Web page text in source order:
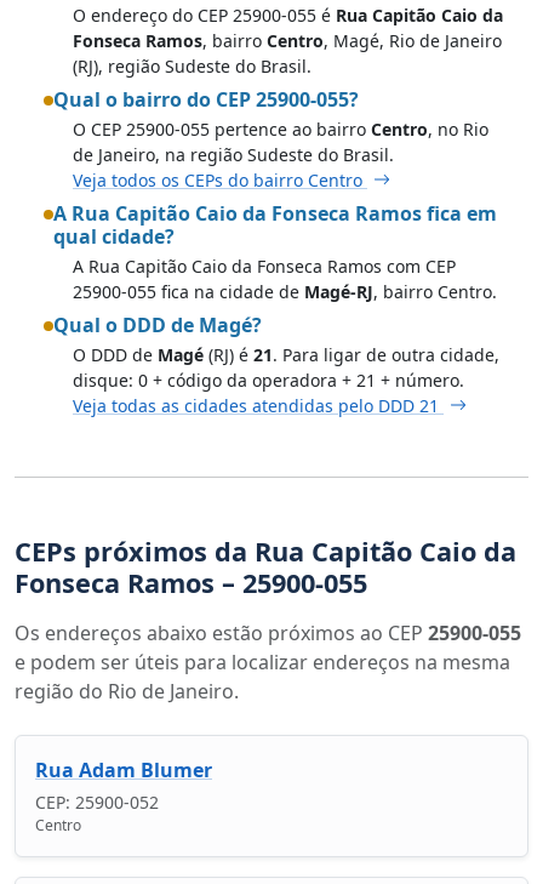
O endereço do CEP 25900-055 é Rua Capitão Caio da
Fonseca Ramos, bairro Centro, Magé, Rio de Janeiro
(RJ), região Sudeste do Brasil.
Qual o bairro do CEP 25900-055?
O CEP 25900-055 pertence ao bairro Centro, no Rio
de Janeiro, na região Sudeste do Brasil.
Veja todos os CEPs do bairro Centro
A Rua Capitão Caio da Fonseca Ramos fica em
qual cidade?
A Rua Capitão Caio da Fonseca Ramos com CEP
25900-055 fica na cidade de Magé-RJ, bairro Centro.
Qual o DDD de Magé?
O DDD de Magé (RJ) é 21. Para ligar de outra cidade,
disque: 0 + código da operadora + 21 + número.
Veja todas as cidades atendidas pelo DDD 21
CEPs próximos da Rua Capitão Caio da
Fonseca Ramos – 25900-055
Os endereços abaixo estão próximos ao CEP 25900-055
e podem ser úteis para localizar endereços na mesma
região do Rio de Janeiro.
Rua Adam Blumer
CEP: 25900-052
Centro